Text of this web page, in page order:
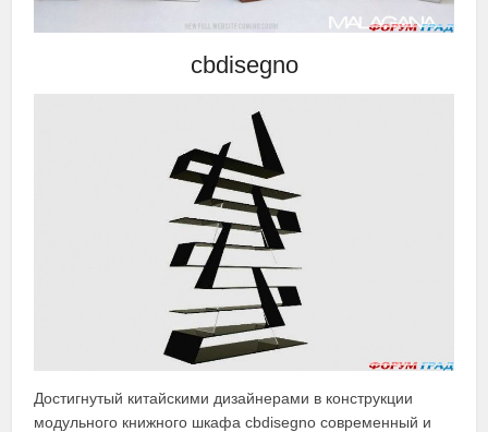
cbdisegno
Достигнутый китайскими дизайнерами в конструкции
модульного книжного шкафа cbdisegno современный и